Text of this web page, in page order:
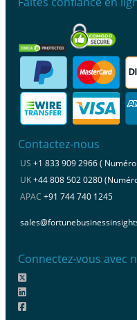
Contactez-nous
US +1 833 909 2966 (
UK+44 808 502 0280
APAC +91 744 740 1245
Connectez-vous avec